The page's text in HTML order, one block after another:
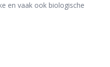
en vaak ook biologische